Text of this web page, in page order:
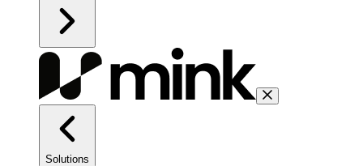
Solutions